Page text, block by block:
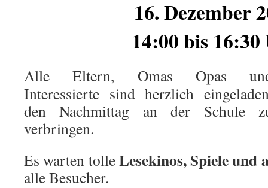
16. Dezember
14:00 bis
Alle Eltern, Omas Opas
Interessierte sind herzlich
den Nachmittag an der Schule
verbringen.
Es warten tolleLesekinos, Spiele
alle Besucher.